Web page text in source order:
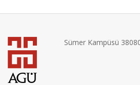
Sümer Kampüsü